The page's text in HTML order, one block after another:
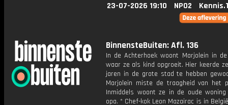
23-07-2026 19:10 NPO2
BinnensteBuiten: Afl. 136
In de Achterhoek woont Marjolein in
waar ze als kind opgroeit. Hier keerde
jaren in de grote stad te hebben
Marjolein miste de traagheid van het
Inmiddels woont ze in de oude
opa. * Chef-kok Leon Mazairac is in